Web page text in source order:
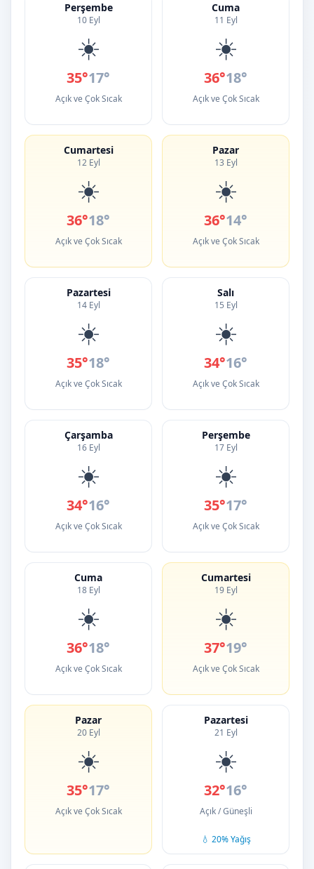
Perşembe
10 Eyl
☀️
35°17°
Açık ve Çok Sıcak
Cuma
11 Eyl
☀️
36°18°
Açık ve Çok Sıcak
Cumartesi
12 Eyl
☀️
36°18°
Açık ve Çok Sıcak
Pazar
13 Eyl
☀️
36°14°
Açık ve Çok Sıcak
Pazartesi
14 Eyl
☀️
35°18°
Açık ve Çok Sıcak
Salı
15 Eyl
☀️
34°16°
Açık ve Çok Sıcak
Çarşamba
16 Eyl
☀️
34°16°
Açık ve Çok Sıcak
Perşembe
17 Eyl
☀️
35°17°
Açık ve Çok Sıcak
Cuma
18 Eyl
☀️
36°18°
Açık ve Çok Sıcak
Cumartesi
19 Eyl
☀️
37°19°
Açık ve Çok Sıcak
Pazar
20 Eyl
☀️
35°17°
Açık ve Çok Sıcak
Pazartesi
21 Eyl
☀️
32°16°
Açık / Güneşli
💧 20% Yağış